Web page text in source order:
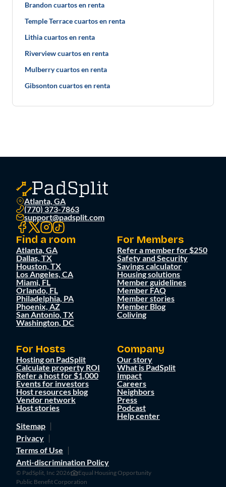
Brandon cuartos en renta
Temple Terrace cuartos en renta
Lithia cuartos en renta
Riverview cuartos en renta
Mulberry cuartos en renta
Gibsonton cuartos en renta
Atlanta, GA
(770) 373-7863
support@padsplit.com
Find a room
Atlanta, GA
Dallas, TX
Houston, TX
Los Angeles, CA
Miami, FL
Orlando, FL
Philadelphia, PA
Phoenix, AZ
San Antonio, TX
Washington, DC
For Members
Refer a member for $250
Safety and Security
Savings calculator
Housing solutions
Member guidelines
Member FAQ
Member stories
Member Blog
Coliving
For Hosts
Hosting on PadSplit
Calculate property ROI
Refer a host for $1,000
Events for investors
Host resources blog
Vendor network
Host stories
Company
Our story
What is PadSplit
Impact
Careers
Neighbors
Press
Podcast
Help center
Sitemap
Privacy
Terms of Use
Anti-discrimination Policy
© PadSplit, Inc 2026
Equal Housing Opportunity
Public Benefit Corporation